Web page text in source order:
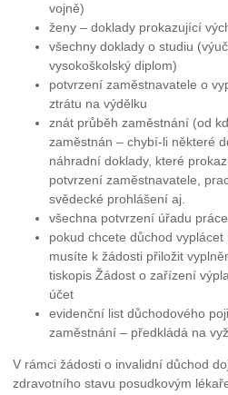
vojně)
ženy – doklady prokazující
všechny doklady o studiu
vysokoškolský diplom)
potvrzení zaměstnavatele o
ztrátu na výdělku
znát průběh zaměstnání (od
zaměstnán – chybí-li některé
náhradní doklady, které
potvrzení zaměstnavatele,
svědecké prohlášení aj.
všechna potvrzení úřadu práce
pokud chcete důchod
musíte k žádosti přiložit
tiskopis Žádost o zařízení
účet
evidenční list důchodového
zaměstnání – předkládá na
V rámci žádosti o invalidní důchod
zdravotního stavu posudkovým